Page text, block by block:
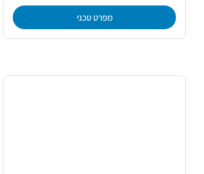
מפרט טכני